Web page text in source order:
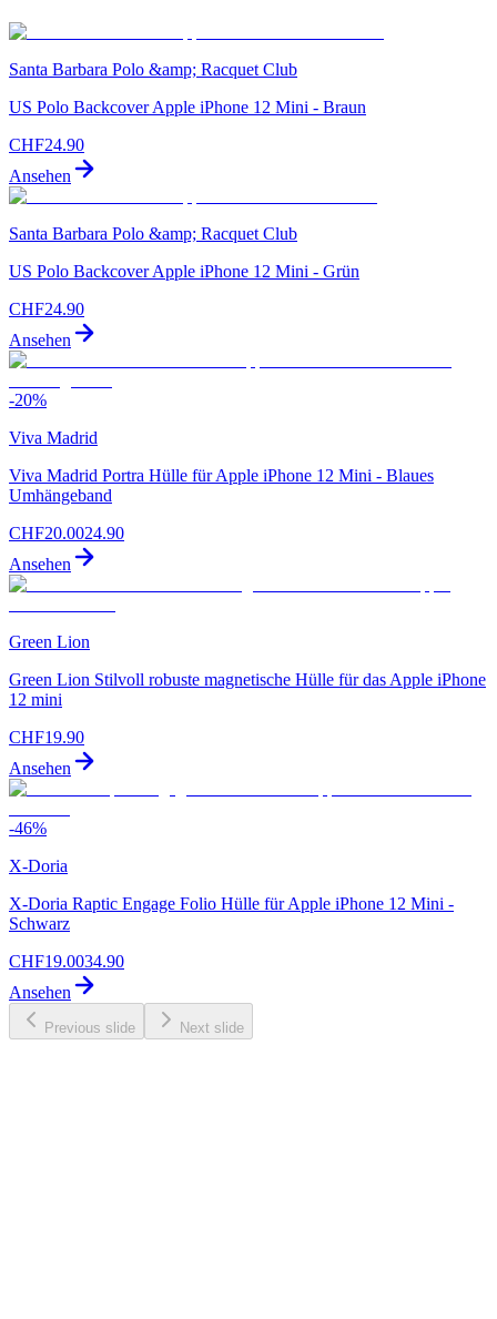
Santa Barbara Polo &amp; Racquet Club
US Polo Backcover Apple iPhone 12 Mini - Braun
CHF24.90
Ansehen
Santa Barbara Polo &amp; Racquet Club
US Polo Backcover Apple iPhone 12 Mini - Grün
CHF24.90
Ansehen
-20%
Viva Madrid
Viva Madrid Portra Hülle für Apple iPhone 12 Mini - Blaues
Umhängeband
CHF20.0024.90
Ansehen
Green Lion
Green Lion Stilvoll robuste magnetische Hülle für das Apple iPhone
12 mini
CHF19.90
Ansehen
-46%
X-Doria
X-Doria Raptic Engage Folio Hülle für Apple iPhone 12 Mini -
Schwarz
CHF19.0034.90
Ansehen
Previous slide Next slide